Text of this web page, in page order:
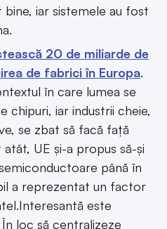
iar sistemele au fost
20 de miliarde de
de fabrici în Europa.
în care lumea se
chipuri, iar industrii cheie,
se zbat să facă față
UE și-a propus să-și
până în
a reprezentat un factor
este
loc să centralizeze